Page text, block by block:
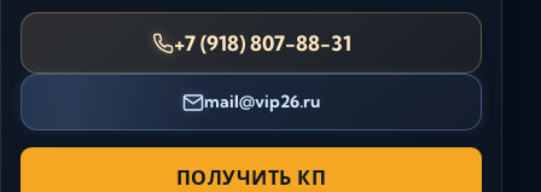
+7 (918) 807-88-31
mail@vip26.ru
ПОЛУЧИТЬ КП